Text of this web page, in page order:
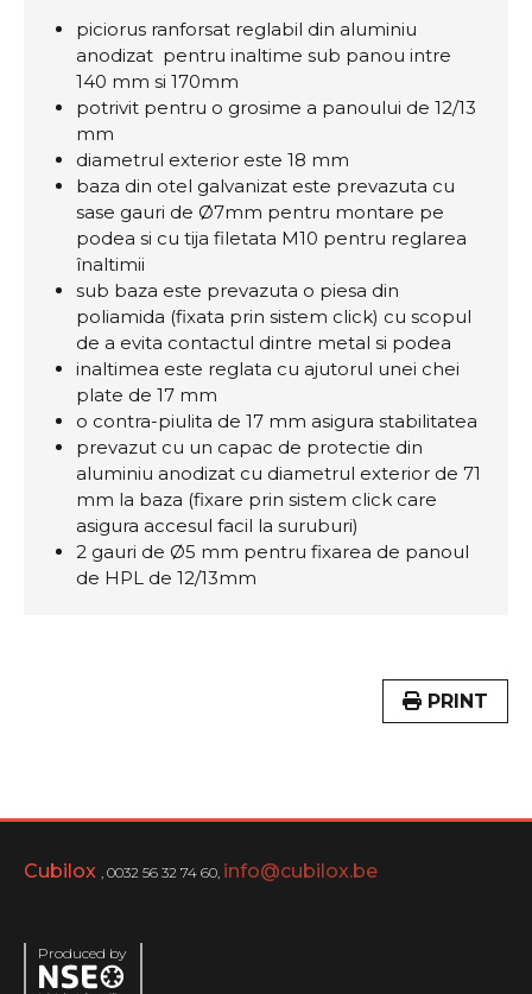
piciorus ranforsat reglabil din aluminiu
anodizat pentru inaltime sub panou intre
140 mm si 170mm
potrivit pentru o grosime a panoului de 12/13
mm
diametrul exterior este 18 mm
baza din otel galvanizat este prevazuta cu
sase gauri de Ø7mm pentru montare pe
podea si cu tija filetata M10 pentru reglarea
înaltimii
sub baza este prevazuta o piesa din
poliamida (fixata prin sistem click) cu scopul
de a evita contactul dintre metal si podea
inaltimea este reglata cu ajutorul unei chei
plate de 17 mm
o contra-piulita de 17 mm asigura stabilitatea
prevazut cu un capac de protectie din
aluminiu anodizat cu diametrul exterior de 71
mm la baza (fixare prin sistem click care
asigura accesul facil la suruburi)
2 gauri de Ø5 mm pentru fixarea de panoul
de HPL de 12/13mm
PRINT
Cubilox , 0032 56 32 74 60, info@cubilox.be
Produced by